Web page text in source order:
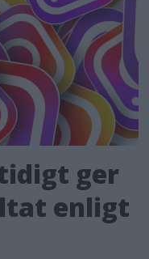
ger
enligt